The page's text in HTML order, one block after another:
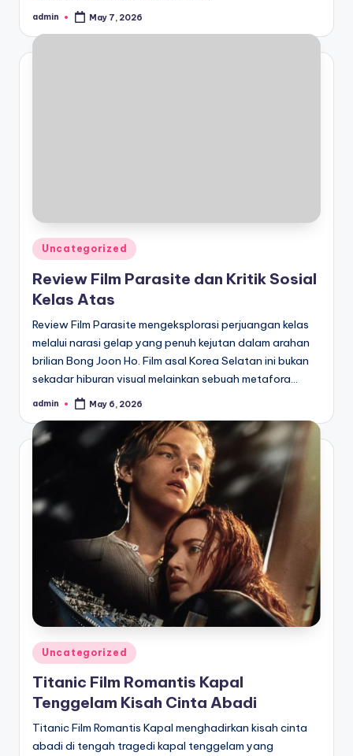
Posted
admin May 7, 2026
Posted
in
Uncategorized
Review Film Parasite dan Kritik Sosial
Kelas Atas
Review Film Parasite mengeksplorasi perjuangan kelas
melalui narasi gelap yang penuh kejutan dalam arahan
brilian Bong Joon Ho. Film asal Korea Selatan ini bukan
sekadar hiburan visual melainkan sebuah metafora…
Posted
admin May 6, 2026
Posted
in
Uncategorized
Titanic Film Romantis Kapal
Tenggelam Kisah Cinta Abadi
Titanic Film Romantis Kapal menghadirkan kisah cinta
abadi di tengah tragedi kapal tenggelam yang